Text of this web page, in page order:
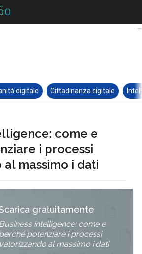
digitale Cittadinanza digitale
come e
i processi
massimo i dati
gratuitamente
Business intelligence: come e
perché potenziare i processi
valorizzando al massimo i dati